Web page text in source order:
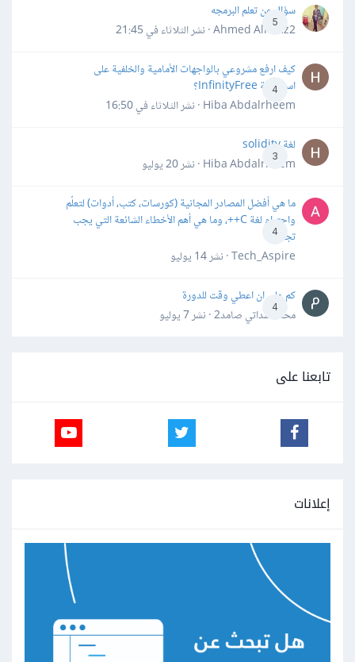
5
سؤال عن تعلم البرمجه
Ahmed Alhafiz2 · نشر
الثلاثاء في 21:45
4
كيف ارفع مشروعي بالواجهات الأمامية والخلفية على
استضافة InfinityFree؟
Hiba Abdalrheem · نشر
الثلاثاء في 16:50
3
لغة solidity
Hiba Abdalrheem · نشر
20 يوليو
4
ما هي أفضل المصادر المجانية (كورسات، كتب، أدوات) لتعلّم
واحترام لغة C++، وما هي أهم الأخطاء الشائعة التي يجب
تجنبها؟
Tech_Aspire · نشر
14 يوليو
4
كم علي ان اعطي وقت للدورة
محمد سداتي صامد2 · نشر
7 يوليو
تابعنا على
إعلانات